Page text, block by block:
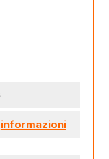
informazioni